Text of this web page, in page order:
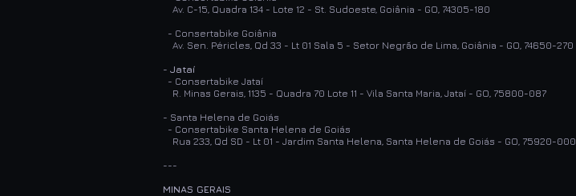
Av. C-15, Quadra 134 - Lote 12 - St. Sudoeste, Goiânia - GO, 74305-180
- Consertabike Goiânia
Av. Sen. Péricles, Qd 33 - Lt 01 Sala 5 - Setor Negrão de Lima, Goiânia - GO, 74650-270
- Jataí
- Consertabike Jataí
R. Minas Gerais, 1135 - Quadra 70 Lote 11 - Vila Santa Maria, Jataí - GO, 75800-087
- Santa Helena de Goiás
- Consertabike Santa Helena de Goiás
Rua 233, Qd SD - Lt 01 - Jardim Santa Helena, Santa Helena de Goiás - GO, 75920-000
---
MINAS GERAIS